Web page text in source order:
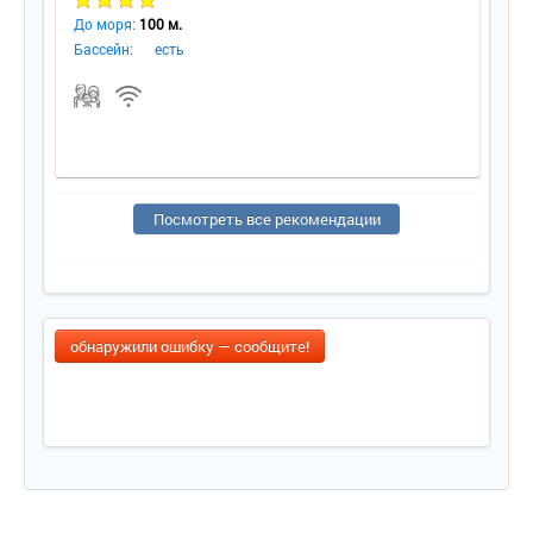
До моря: 100 м.
Бассейн:
есть
Посмотреть все рекомендации
обнаружили ошибку — сообщите!